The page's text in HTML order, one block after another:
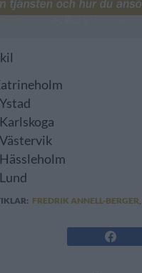
FREDRIK ANNELL-BERGER